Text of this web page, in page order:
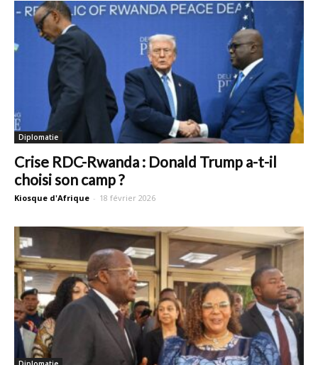
Diplomatie
Crise RDC-Rwanda : Donald Trump a-t-il
choisi son camp ?
Kiosque d'Afrique - 18 février 2026